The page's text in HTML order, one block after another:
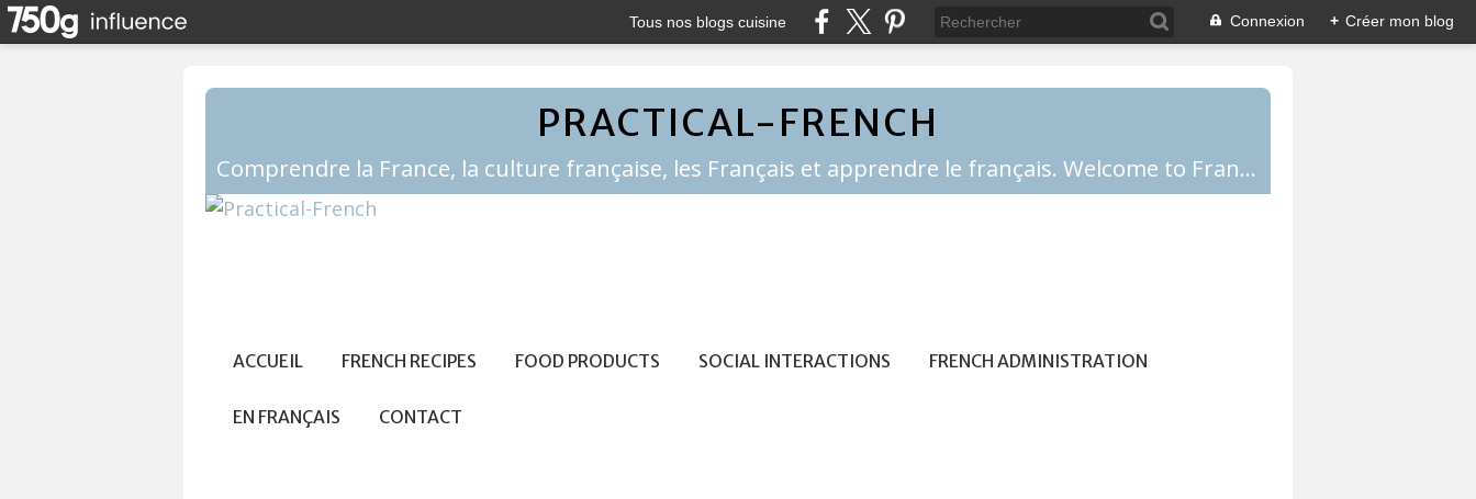
Tous nos blogs cuisine Connexion + Créer mon blog
PRACTICAL-FRENCH
Comprendre la France, la culture française, les Français et apprendre le français. Welcome to France!
ACCUEIL FRENCH RECIPES FOOD PRODUCTS SOCIAL INTERACTIONS FRENCH ADMINISTRATION
EN FRANÇAIS CONTACT